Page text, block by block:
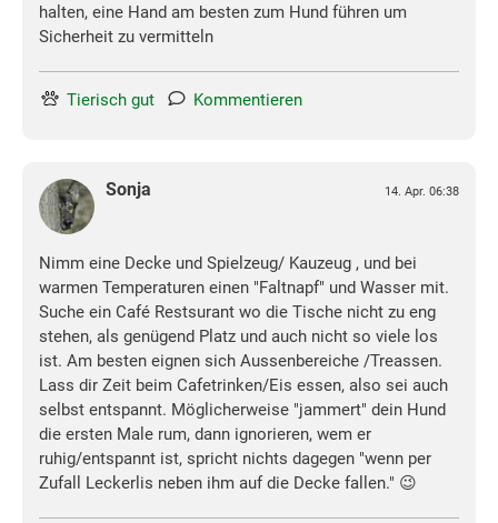
halten, eine Hand am besten zum Hund führen um
Sicherheit zu vermitteln
Tierisch gut Kommentieren
Sonja 14. Apr. 06:38
Nimm eine Decke und Spielzeug/ Kauzeug , und bei
warmen Temperaturen einen "Faltnapf" und Wasser mit.
Suche ein Café Restsurant wo die Tische nicht zu eng
stehen, als genügend Platz und auch nicht so viele los
ist. Am besten eignen sich Aussenbereiche /Treassen.
Lass dir Zeit beim Cafetrinken/Eis essen, also sei auch
selbst entspannt. Möglicherweise "jammert" dein Hund
die ersten Male rum, dann ignorieren, wem er
ruhig/entspannt ist, spricht nichts dagegen "wenn per
Zufall Leckerlis neben ihm auf die Decke fallen." 😉